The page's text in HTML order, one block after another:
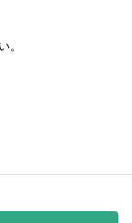
。